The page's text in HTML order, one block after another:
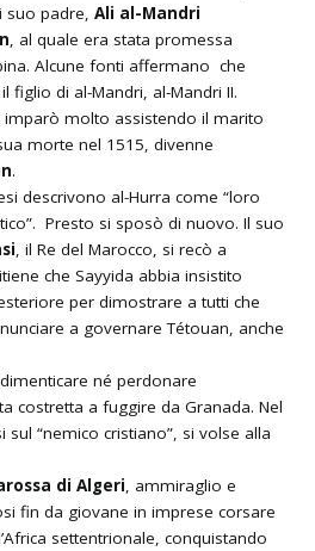
suo padre,Ali al-Mandri
, al quale era stata promessa
Alcune fonti affermano che
figlio di al-Mandri, al-Mandri II.
imparò molto assistendo il marito
morte nel 1515, divenne
.
descrivono al-Hurra come “loro
Presto si sposò di nuovo. Il suo
, il Re del Marocco, si recò a
che Sayyida abbia insistito
per dimostrare a tutti che
a governare Tétouan, anche
né perdonare
costretta a fuggire da Granada. Nel
“nemico cristiano”, si volse alla
di Algeri, ammiraglio e
fin da giovane in imprese corsare
settentrionale, conquistando